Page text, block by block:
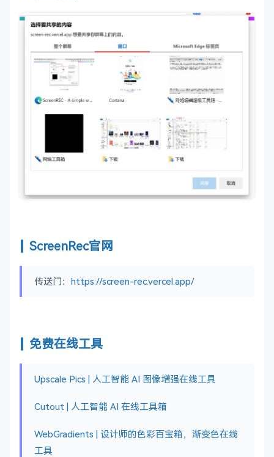
ScreenRec官网
传送门： https://screen-rec.vercel.app/
免费在线工具
Upscale Pics | 人工智能 AI 图像增强在线工具
Cutout | 人工智能 AI 在线工具箱
WebGradients | 设计师的色彩百宝箱，渐变色在线
工具